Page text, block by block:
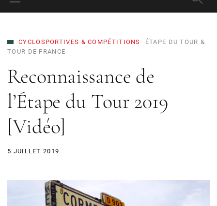
CYCLOSPORTIVES & COMPÉTITIONS
ÉTAPE DU TOUR &
TOUR DE FRANCE
Reconnaissance de
l’Étape du Tour 2019
[Vidéo]
5 JUILLET 2019